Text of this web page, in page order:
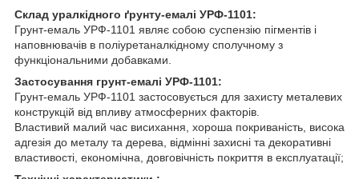
Склад уралкідного ґрунту-емалі УРФ-1101:
Грунт-емаль УРФ-1101 являє собою суспензію пігментів і
наповнювачів в поліуретаналкідному сполучному з
функціональними добавками.
Застосування грунт-емалі УРФ-1101:
Грунт-емаль УРФ-1101 застосовується для захисту металевих
конструкцій від впливу атмосферних факторів.
Властивий малий час висихання, хороша покриваність, висока
адгезія до металу та дерева, відмінні захисні та декоративні
властивості, економічна, довговічність покриття в експлуатації;